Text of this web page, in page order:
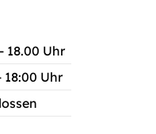
18.00 Uhr
18:00 Uhr